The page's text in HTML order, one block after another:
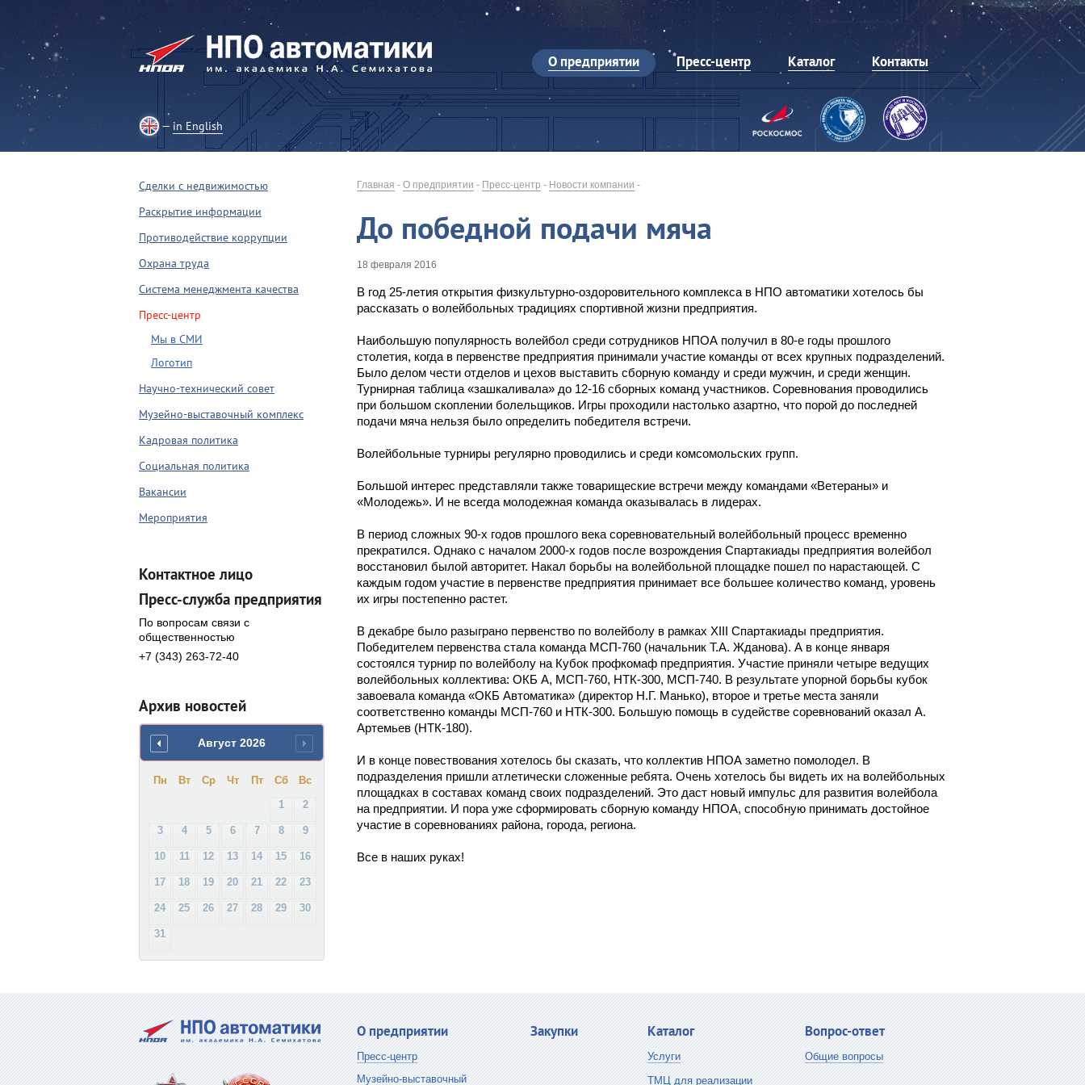
О предприятии Пресс-центр Каталог Контакты
in English
Главная - О предприятии - Пресс-центр - Новости компании -
До победной подачи мяча
18 февраля 2016
В год 25-летия открытия физкультурно-оздоровительного комплекса в НПО автоматики хотелось бы
рассказать о волейбольных традициях спортивной жизни предприятия.
Наибольшую популярность волейбол среди сотрудников НПОА получил в 80-е годы прошлого
столетия, когда в первенстве предприятия принимали участие команды от всех крупных подразделений.
Было делом чести отделов и цехов выставить сборную команду и среди мужчин, и среди женщин.
Турнирная таблица «зашкаливала» до 12-16 сборных команд участников. Соревнования проводились
при большом скоплении болельщиков. Игры проходили настолько азартно, что порой до последней
подачи мяча нельзя было определить победителя встречи.
Волейбольные турниры регулярно проводились и среди комсомольских групп.
Большой интерес представляли также товарищеские встречи между командами «Ветераны» и
«Молодежь». И не всегда молодежная команда оказывалась в лидерах.
В период сложных 90-х годов прошлого века соревновательный волейбольный процесс временно
прекратился. Однако с началом 2000-х годов после возрождения Спартакиады предприятия волейбол
восстановил былой авторитет. Накал борьбы на волейбольной площадке пошел по нарастающей. С
каждым годом участие в первенстве предприятия принимает все большее количество команд, уровень
их игры постепенно растет.
В декабре было разыграно первенство по волейболу в рамках XIII Спартакиады предприятия.
Победителем первенства стала команда МСП-760 (начальник Т.А. Жданова). А в конце января
состоялся турнир по волейболу на Кубок профкомаф предприятия. Участие приняли четыре ведущих
волейбольных коллектива: ОКБ А, МСП-760, НТК-300, МСП-740. В результате упорной борьбы кубок
завоевала команда «ОКБ Автоматика» (директор Н.Г. Манько), второе и третье места заняли
соответственно команды МСП-760 и НТК-300. Большую помощь в судействе соревнований оказал А.
Артемьев (НТК-180).
И в конце повествования хотелось бы сказать, что коллектив НПОА заметно помолодел. В
подразделения пришли атлетически сложенные ребята. Очень хотелось бы видеть их на волейбольных
площадках в составах команд своих подразделений. Это даст новый импульс для развития волейбола
на предприятии. И пора уже сформировать сборную команду НПОА, способную принимать достойное
участие в соревнованиях района, города, региона.
Все в наших руках!
Сделки с недвижимостью
Раскрытие информации
Противодействие коррупции
Охрана труда
Система менеджмента качества
Пресс-центр
Мы в СМИ
Логотип
Научно-технический совет
Музейно-выставочный комплекс
Кадровая политика
Социальная политика
Вакансии
Мероприятия
Контактное лицо
Пресс-служба предприятия
По вопросам связи с
общественностью
+7 (343) 263-72-40
Архив новостей
Август 2026
Пн Вт Ср Чт Пт Сб
Вс
1
2
3 4 5 6 7 8 9
10 11 12 13 14 15 16
17 18 19 20 21 22 23
24 25 26 27 28 29 30
31
О предприятии
Пресс-центр
Музейно-выставочный
Закупки Каталог
Услуги
ТМЦ для реализации
Вопрос-ответ
Общие вопросы